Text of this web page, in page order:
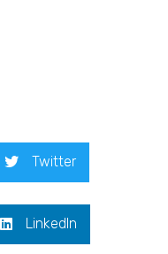
Twitter
LinkedIn